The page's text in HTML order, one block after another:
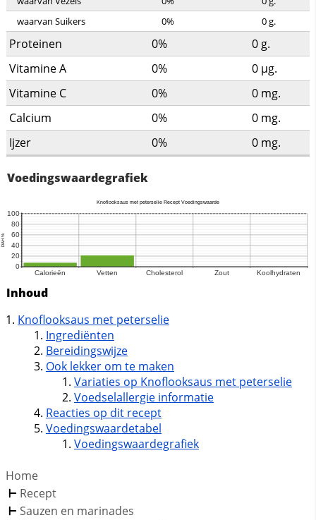
waarvan Suikers
0% 0g.
Proteinen 0% 0 g.
Vitamine A
0% 0 µg.
Vitamine C
0% 0 mg.
Calcium
0% 0 mg.
Ijzer
0% 0 mg.
Voedingswaardegrafiek
Inhoud
Knoflooksaus met peterselie
Ingrediënten
Bereidingswijze
Ook lekker om te maken
Variaties op Knoflooksaus met peterselie
Voedselallergie informatie
Reacties op dit recept
Voedingswaardetabel
Voedingswaardegrafiek
Home
Recept
Sauzen en marinades